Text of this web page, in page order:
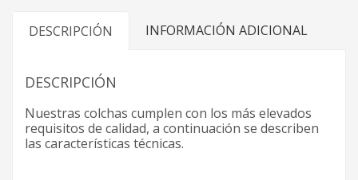
DESCRIPCIÓN INFORMACIÓN ADICIONAL
DESCRIPCIÓN
Nuestras colchas cumplen con los más elevados
requisitos de calidad, a continuación se describen
las características técnicas.